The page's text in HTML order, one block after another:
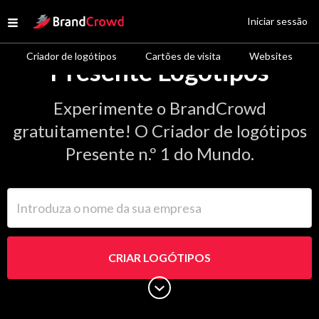
Open menu
Site Logo
Criador de logótipos Cartões de visita Websites
Iniciar sessão
Presente Logótipos
Experimente o BrandCrowd
gratuitamente! O Criador de logótipos
Presente n.º 1 do Mundo.
CRIAR LOGÓTIPOS